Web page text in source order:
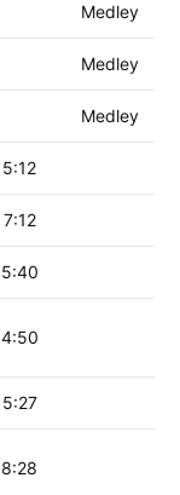
Medley
Medley
Medley
5:12
7:12
5:40
4:50
5:27
8:28